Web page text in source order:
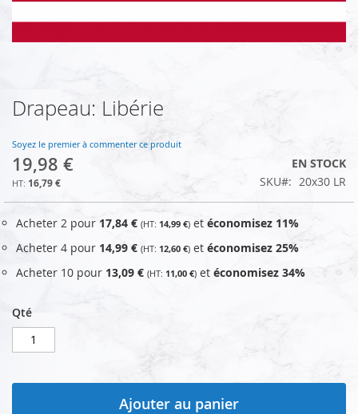
Skip
to
beginning
of
the
images
gallery
Drapeau: Libérie
Soyez le premier à commenter ce produit
19,98 €
16,79 €
EN STOCK
SKU
20x30 LR
Acheter 2 pour 17,84 € 14,99 € et économisez 11%
Acheter 4 pour 14,99 € 12,60 € et économisez 25%
Acheter 10 pour 13,09 € 11,00 € et économisez 34%
Qté
Ajouter au panier